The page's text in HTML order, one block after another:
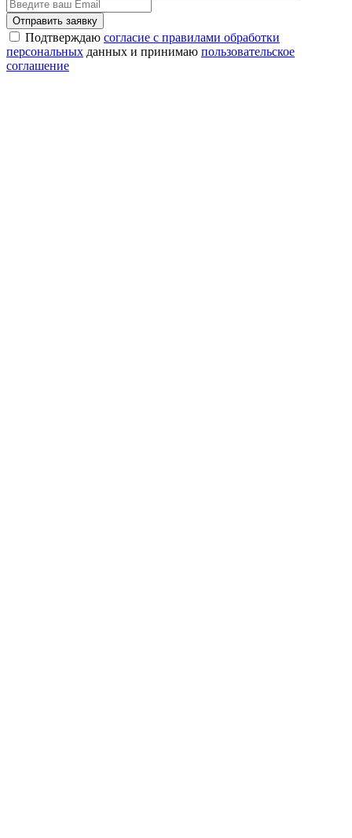
Отправить заявку
Подтверждаю согласие с правилами обработки
персональных данных и принимаю пользовательское
соглашение